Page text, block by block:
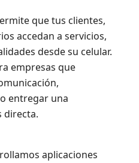
que tus clientes,
accedan a servicios,
desde su celular.
empresas que
entregar una
directa.
aplicaciones